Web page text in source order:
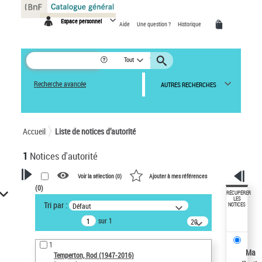
Espace personnel Aide Une question ? Historique
Tout
Recherche avancée AUTRES RECHERCHES
Accueil Liste de notices d’autorité
1 Notices d'autorité
VOTRE RECHERCHE
Recherche avancée dans les
notices d’autorité
Œuvres liées à l'auteur :
Temperton, Rod (1947-2016)
Voir la sélection (0) Ajouter à mes références
(0)
Tri par : Défaut
sur 1
20
résultats/page
1
Temperton, Rod (1947-2016)
RÉCUPÉRER
LES
NOTICES
Ma
Panneau de gestion des cookies